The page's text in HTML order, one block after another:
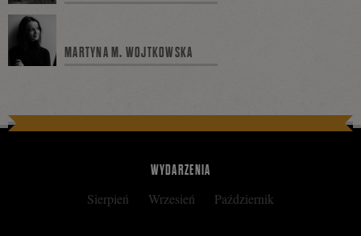
MARTYNA M. WOJTKOWSKA
WYDARZENIA
Sierpień Wrzesień Październik